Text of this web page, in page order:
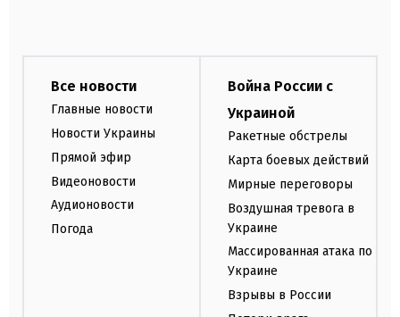
Все новости
Главные новости
Новости Украины
Прямой эфир
Видеоновости
Аудионовости
Погода
Война России с
Украиной
Ракетные обстрелы
Карта боевых действий
Мирные переговоры
Воздушная тревога в
Украине
Массированная атака по
Украине
Взрывы в России